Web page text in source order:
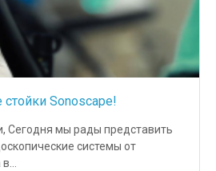
Sonoscape!
Сегодня мы рады представить
системы от
в…